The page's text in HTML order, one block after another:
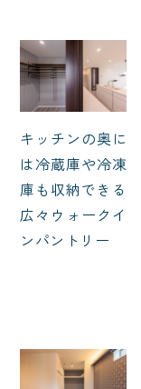
キッチンの奥に
は冷蔵庫や冷凍
庫も収納できる
広々ウォークイ
ンパントリー